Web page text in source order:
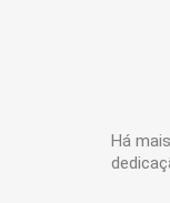
Há